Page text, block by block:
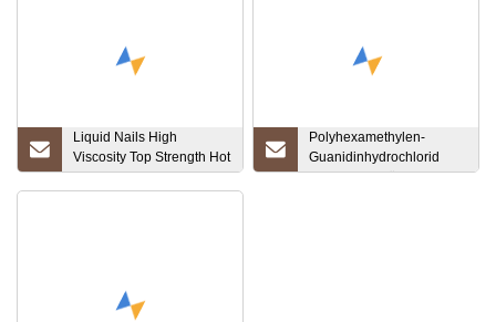
Liquid Nails High
Viscosity Top Strength Hot
Sale-Produktzertifikat
Polyhexamethylen-
Guanidinhydrochlorid
Phmg 20 % flüssig